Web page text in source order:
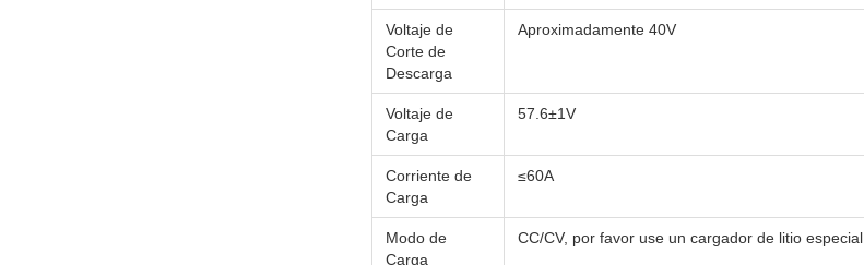
Voltaje de
Corte de
Descarga
Aproximadamente 40V
Voltaje de
Carga
57.6±1V
Corriente de
Carga
≤60A
Modo de
Carga
CC/CV, por favor use un cargador de litio especial